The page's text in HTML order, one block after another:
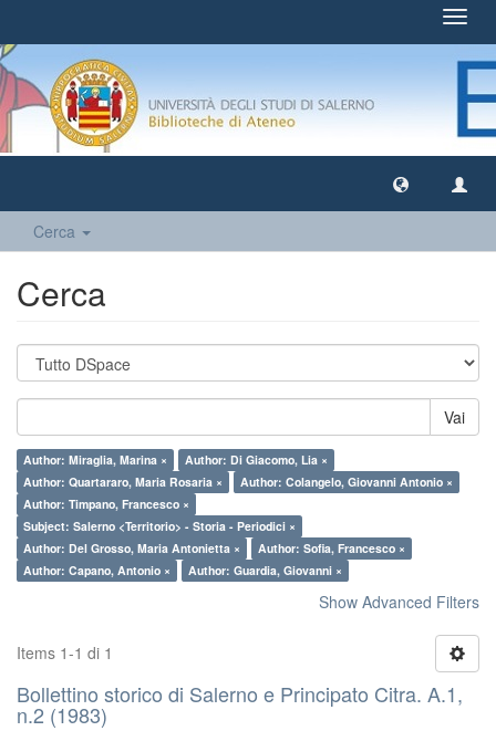
Cerca
Cerca
Vai
Author: Miraglia, Marina ×
Author: Di Giacomo, Lia ×
Author: Quartararo, Maria Rosaria ×
Author: Colangelo, Giovanni Antonio ×
Author: Timpano, Francesco ×
Subject: Salerno <Territorio> - Storia - Periodici ×
Author: Del Grosso, Maria Antonietta ×
Author: Sofia, Francesco ×
Author: Capano, Antonio ×
Author: Guardia, Giovanni ×
Show Advanced Filters
Items 1-1 di 1
Bollettino storico di Salerno e Principato Citra. A.1,
n.2 (1983)